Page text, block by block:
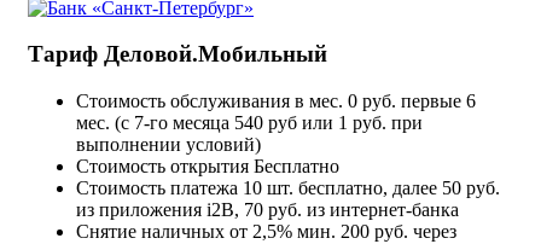
Тариф Деловой.Мобильный
Стоимость обслуживания в мес. 0 руб. первые 6
мес. (с 7-го месяца 540 руб или 1 руб. при
выполнении условий)
Стоимость открытия Бесплатно
Стоимость платежа 10 шт. бесплатно, далее 50 руб.
из приложения i2B, 70 руб. из интернет-банка
Снятие наличных от 2,5% мин. 200 руб. через